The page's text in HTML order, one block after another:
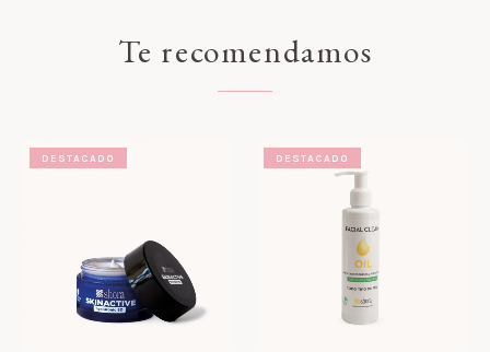
Te recomendamos
DESTACADO DESTACADO